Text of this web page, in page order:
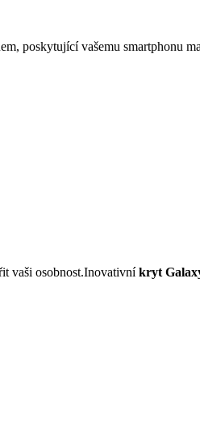
poskytující vašemu smartphonu
vaši osobnost.Inovativníkryt